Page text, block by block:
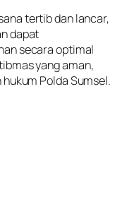
tertib dan lancar,
dapat
secara optimal
yang aman,
Polda Sumsel.